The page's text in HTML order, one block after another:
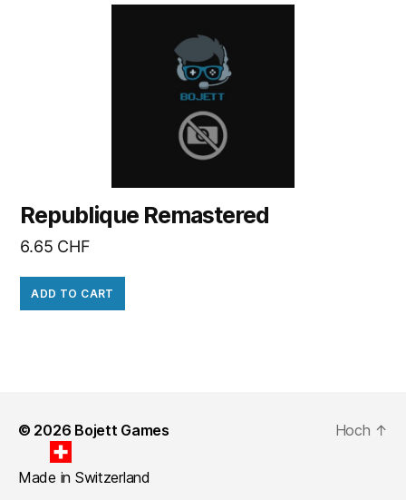
Republique Remastered
6.65 CHF
ADD TO CART
© 2026 Bojett Games
Made in Switzerland
Hoch ↑